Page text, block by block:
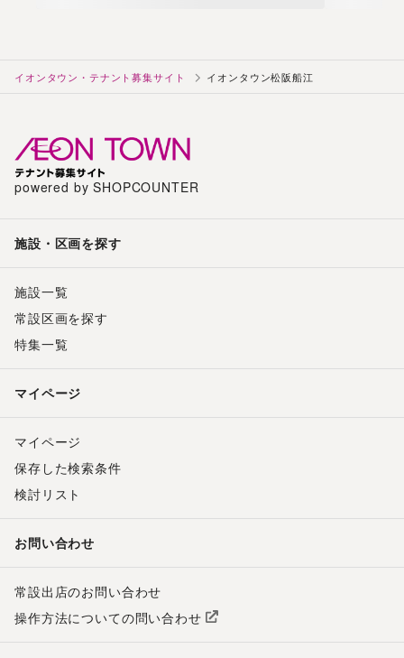
イオンタウン・テナント募集サイト イオンタウン松阪船江
powered by SHOPCOUNTER
施設・区画を探す
施設一覧
常設区画を探す
特集一覧
マイページ
マイページ
保存した検索条件
検討リスト
お問い合わせ
常設出店のお問い合わせ
操作方法についての問い合わせ